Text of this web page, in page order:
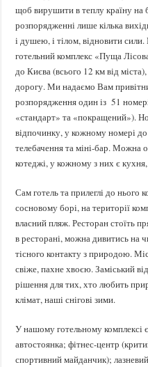
щоб вирушити в теплу країну
розпорядженні лише кілька
і душею, і тілом, відновити
готельний комплекс «Пуща
до Києва (всього 12 км від
дорогу. Ми надаємо Вам
розпорядження один із 51
«стандарт» та «покращений»).
відпочинку, у кожному номері
телебачення та міні-бар. Можна
котеджі, у кожному з них є кухня,
Сам готель та прилеглі до нього
сосновому борі, на території
власний пляж. Ресторан стоїть
в ресторані, можна дивитись на
тісного контакту з природою.
свіже, пахне хвоєю. Заміський
рішення для тих, хто любить
клімат, наші снігові зими.
У нашому готельному комплексі
автостоянка; фітнес-центр
спортивний майданчик);